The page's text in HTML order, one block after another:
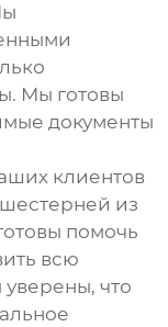
Мы готовы
документы
клиентов
из
помочь
всю
что